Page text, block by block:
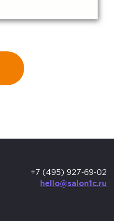
+7 (495) 927-69-02
hello@salon1c.ru